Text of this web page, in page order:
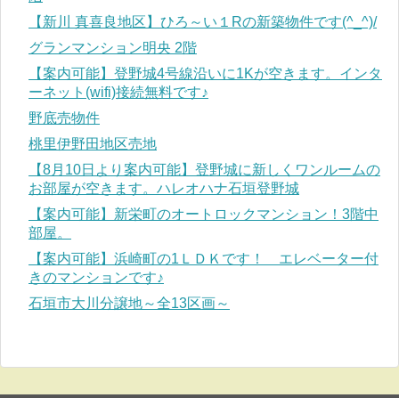
【新川 真喜良地区】ひろ～い１Rの新築物件です(^_^)/
グランマンション明央 2階
【案内可能】登野城4号線沿いに1Kが空きます。インタ
ーネット(wifi)接続無料です♪
野底売物件
桃里伊野田地区売地
【8月10日より案内可能】登野城に新しくワンルームの
お部屋が空きます。ハレオハナ石垣登野城
【案内可能】新栄町のオートロックマンション！3階中
部屋。
【案内可能】浜崎町の1ＬＤＫです！ エレベーター付
きのマンションです♪
石垣市大川分譲地～全13区画～